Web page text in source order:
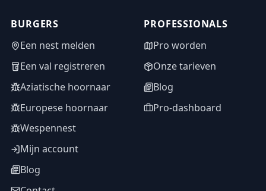
BURGERS
Een nest melden
Een val registreren
Aziatische hoornaar
Europese hoornaar
Wespennest
Mijn account
Blog
PROFESSIONALS
Pro worden
Onze tarieven
Blog
Pro-dashboard